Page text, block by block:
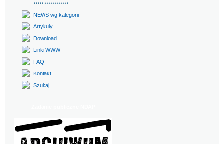
******************
NEWS wg kategorii
Artykuły
Download
Linki WWW
FAQ
Kontakt
Szukaj